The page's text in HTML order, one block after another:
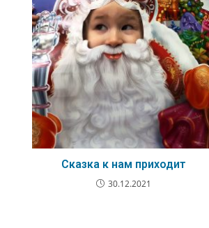
Сказка к нам приходит
30.12.2021